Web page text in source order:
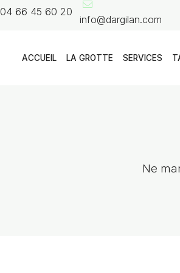
04 66 45 60 20
ACCUEIL LA GROTTE SERVICES
Ne